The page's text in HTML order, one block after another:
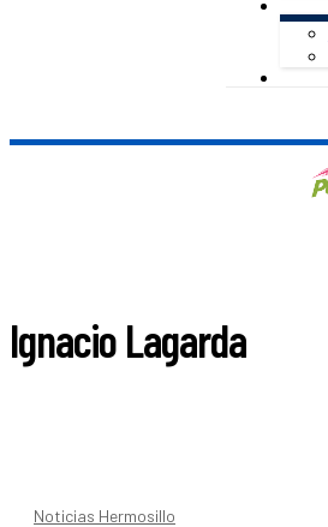
Ignacio Lagarda
Noticias Hermosillo